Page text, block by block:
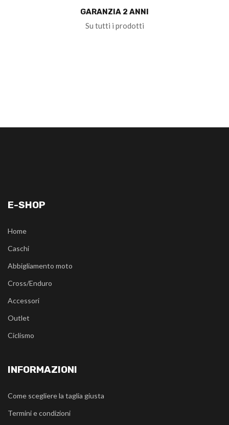
GARANZIA 2 ANNI
Su tutti i prodotti
E-SHOP
Home
Caschi
Abbigliamento moto
Cross/Enduro
Accessori
Outlet
Ciclismo
INFORMAZIONI
Come scegliere la taglia giusta
Termini e condizioni